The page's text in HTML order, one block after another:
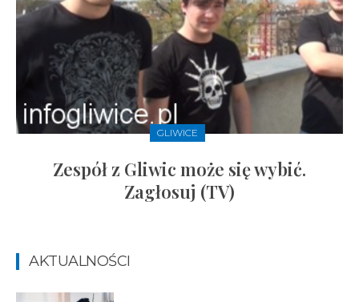
GLIWICE
Zespół z Gliwic może się wybić.
Zagłosuj (TV)
AKTUALNOŚCI